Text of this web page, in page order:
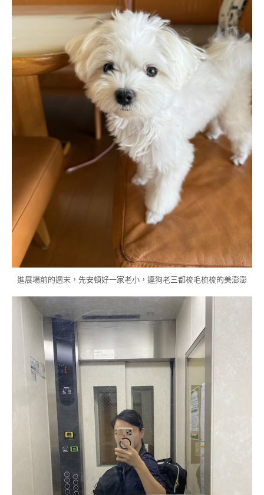
進展場前的週末，先安頓好一家老小，連狗老三都梳毛梳梳的美澎澎